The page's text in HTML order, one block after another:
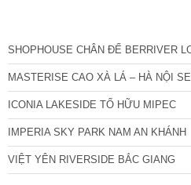
SHOPHOUSE CHÂN ĐẾ BERRIVER
MASTERISE CAO XÀ LÁ – HÀ NỘI
ICONIA LAKESIDE TỐ HỮU MIPEC
IMPERIA SKY PARK NAM AN KHÁNH
VIỆT YÊN RIVERSIDE BẮC GIANG